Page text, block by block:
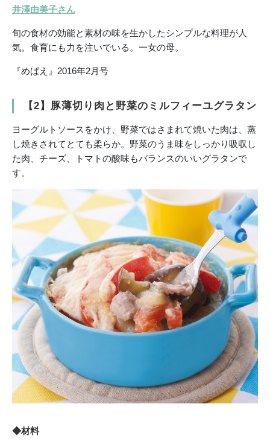
井澤由美子さん
旬の食材の効能と素材の味を生かしたシンプルな料理が人
気。食育にも力を注いでいる。一女の母。
『めばえ』2016年2月号
【2】豚薄切り肉と野菜のミルフィーユグラタン
ヨーグルトソースをかけ、野菜ではさまれて焼いた肉は、蒸
し焼きされてとても柔らか。野菜のうま味をしっかり吸収し
た肉、チーズ、トマトの酸味もバランスのいいグラタンで
す。
◆材料